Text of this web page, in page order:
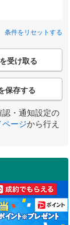
条件をリセットする
受け取る
保存する
・通知設定の
ページから行え
沖縄
)
）
（0）